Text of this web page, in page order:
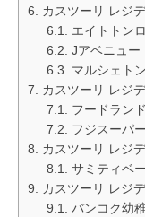
カスツーリ レジ
エイトトン
Jアベニュー
マルシェト
カスツーリ レジ
フードランド
フジスーパ
カスツーリ レジ
サミティベ
カスツーリ レジ
バンコク幼